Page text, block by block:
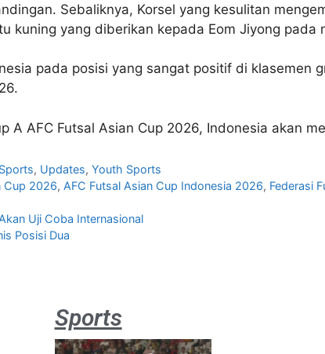
Sebaliknya, Korsel yang kesulitan
kuning yang diberikan kepada Eom Jiyong
pada posisi yang sangat positif di klasemen
A AFC Futsal Asian Cup 2026, Indonesia akan
Sports, Updates,Youth Sports
Cup 2026, AFC Futsal Asian Cup Indonesia 2026, Federasi
Uji Coba Internasional
Posisi Dua
Sports